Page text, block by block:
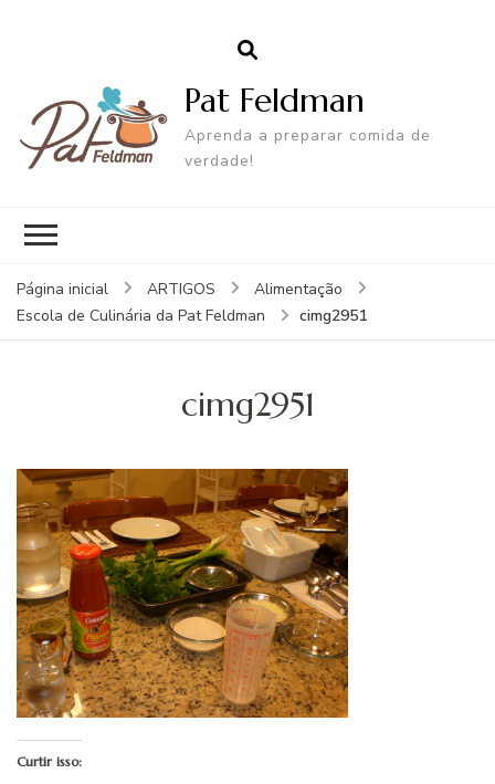
Pat Feldman
Aprenda a preparar comida de
verdade!
Página inicial ARTIGOS
Alimentação
Escola de Culinária da Pat Feldman
cimg2951
cimg2951
Curtir isso: